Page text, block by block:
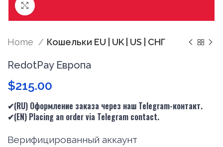
Home Кошельки EU | UK | US | СНГ
RedotPay Европа
$215.00
✔(RU) Оформление заказа через наш Telegram-контакт.
✔(EN) Placing an order via Telegram contact.
Верифицированный аккаунт